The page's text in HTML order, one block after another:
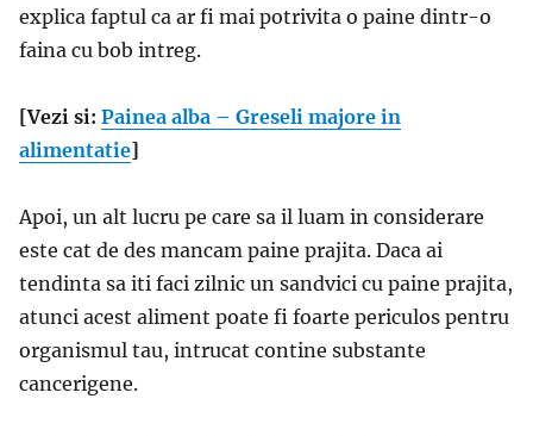
explica faptul ca ar fi mai potrivita o paine dintr-o
faina cu bob intreg.
[Vezi si: Painea alba – Greseli majore in
alimentatie]
Apoi, un alt lucru pe care sa il luam in considerare
este cat de des mancam paine prajita. Daca ai
tendinta sa iti faci zilnic un sandvici cu paine prajita,
atunci acest aliment poate fi foarte periculos pentru
organismul tau, intrucat contine substante
cancerigene.